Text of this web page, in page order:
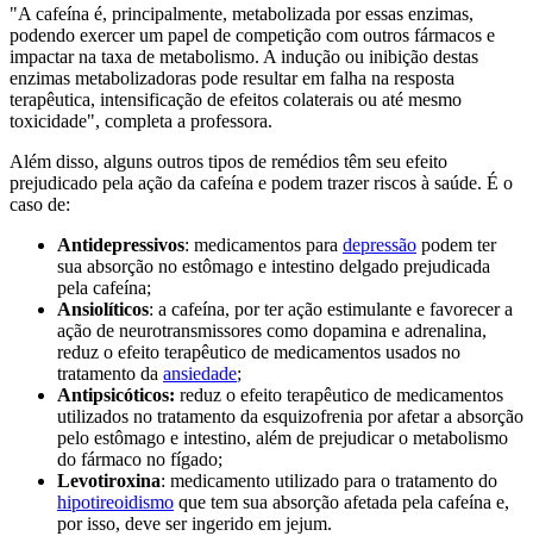
"A cafeína é, principalmente, metabolizada por essas enzimas,
podendo exercer um papel de competição com outros fármacos e
impactar na taxa de metabolismo. A indução ou inibição destas
enzimas metabolizadoras pode resultar em falha na resposta
terapêutica, intensificação de efeitos colaterais ou até mesmo
toxicidade", completa a professora.
Além disso, alguns outros tipos de remédios têm seu efeito
prejudicado pela ação da cafeína e podem trazer riscos à saúde. É o
caso de:
Antidepressivos: medicamentos para depressão podem ter
sua absorção no estômago e intestino delgado prejudicada
pela cafeína;
Ansiolíticos: a cafeína, por ter ação estimulante e favorecer a
ação de neurotransmissores como dopamina e adrenalina,
reduz o efeito terapêutico de medicamentos usados no
tratamento da ansiedade;
Antipsicóticos: reduz o efeito terapêutico de medicamentos
utilizados no tratamento da esquizofrenia por afetar a absorção
pelo estômago e intestino, além de prejudicar o metabolismo
do fármaco no fígado;
Levotiroxina: medicamento utilizado para o tratamento do
hipotireoidismo que tem sua absorção afetada pela cafeína e,
por isso, deve ser ingerido em jejum.